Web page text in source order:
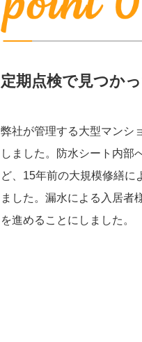
定期点検で見つか
弊社が管理する大型マンシ
しました。防水シート内部
ど、15年前の大規模修繕に
ました。漏水による入居者
を進めることにしました。